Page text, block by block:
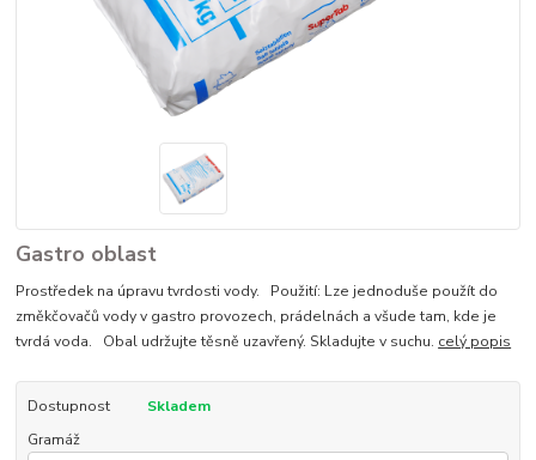
Gastro oblast
Prostředek na úpravu tvrdosti vody. Použití: Lze jednoduše použít do
změkčovačů vody v gastro provozech, prádelnách a všude tam, kde je
tvrdá voda. Obal udržujte těsně uzavřený. Skladujte v suchu. celý popis
Dostupnost
Skladem
Gramáž